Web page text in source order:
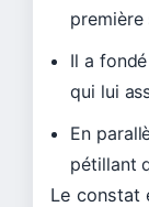
première
Il a
qui lui
En
pétillant
Le constat